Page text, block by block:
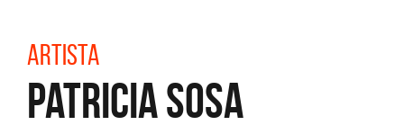
Artista
Patricia Sosa